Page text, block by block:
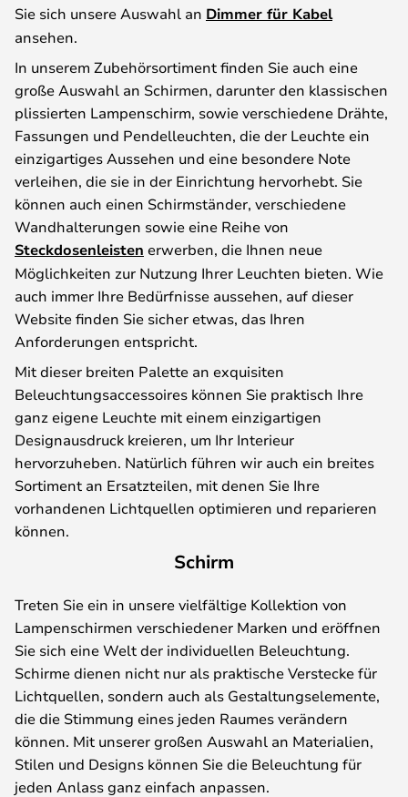
Sie sich unsere Auswahl an Dimmer für Kabel
ansehen.
In unserem Zubehörsortiment finden Sie auch eine
große Auswahl an Schirmen, darunter den klassischen
plissierten Lampenschirm, sowie verschiedene Drähte,
Fassungen und Pendelleuchten, die der Leuchte ein
einzigartiges Aussehen und eine besondere Note
verleihen, die sie in der Einrichtung hervorhebt. Sie
können auch einen Schirmständer, verschiedene
Wandhalterungen sowie eine Reihe von
Steckdosenleisten erwerben, die Ihnen neue
Möglichkeiten zur Nutzung Ihrer Leuchten bieten. Wie
auch immer Ihre Bedürfnisse aussehen, auf dieser
Website finden Sie sicher etwas, das Ihren
Anforderungen entspricht.
Mit dieser breiten Palette an exquisiten
Beleuchtungsaccessoires können Sie praktisch Ihre
ganz eigene Leuchte mit einem einzigartigen
Designausdruck kreieren, um Ihr Interieur
hervorzuheben. Natürlich führen wir auch ein breites
Sortiment an Ersatzteilen, mit denen Sie Ihre
vorhandenen Lichtquellen optimieren und reparieren
können.
Schirm
Treten Sie ein in unsere vielfältige Kollektion von
Lampenschirmen verschiedener Marken und eröffnen
Sie sich eine Welt der individuellen Beleuchtung.
Schirme dienen nicht nur als praktische Verstecke für
Lichtquellen, sondern auch als Gestaltungselemente,
die die Stimmung eines jeden Raumes verändern
können. Mit unserer großen Auswahl an Materialien,
Stilen und Designs können Sie die Beleuchtung für
jeden Anlass ganz einfach anpassen.